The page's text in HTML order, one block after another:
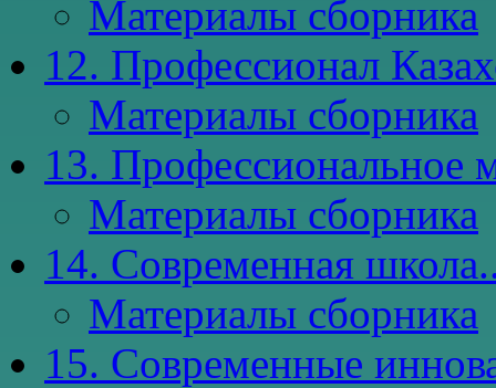
Материалы сборника
12. Профессионал
Материалы сборника
13. Профессиональное
Материалы сборника
14. Современная
Материалы сборника
15. Современные